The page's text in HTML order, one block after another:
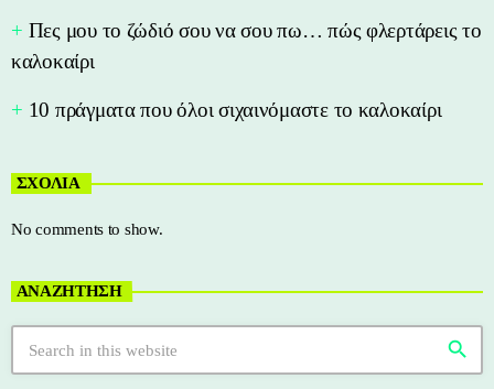
Πες μου το ζώδιό σου να σου πω… πώς φλερτάρεις το
καλοκαίρι
10 πράγματα που όλοι σιχαινόμαστε το καλοκαίρι
ΣΧΟΛΙΑ
No comments to show.
ΑΝΑΖΗΤΗΣΗ
search